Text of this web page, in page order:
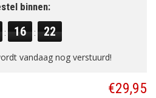
binnen:
: 16 : 21
vandaag nog verstuurd!
€29,95